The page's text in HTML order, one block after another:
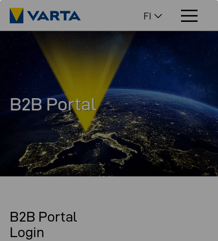
FI
B2B Portal
B2B Portal
Login